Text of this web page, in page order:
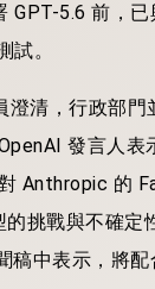
GPT-5.6 前，
。
清，行政部
發言人
Anthropic 的
挑戰與不確
稿中表示，將